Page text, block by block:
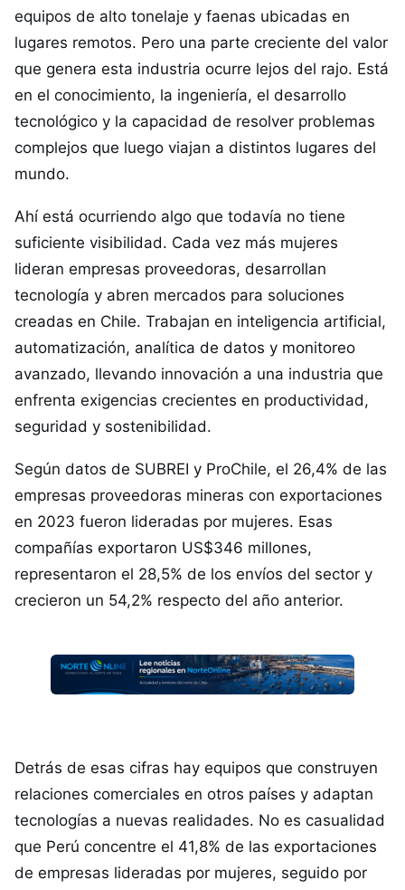
equipos de alto tonelaje y faenas ubicadas en
lugares remotos. Pero una parte creciente del valor
que genera esta industria ocurre lejos del rajo. Está
en el conocimiento, la ingeniería, el desarrollo
tecnológico y la capacidad de resolver problemas
complejos que luego viajan a distintos lugares del
mundo.
Ahí está ocurriendo algo que todavía no tiene
suficiente visibilidad. Cada vez más mujeres
lideran empresas proveedoras, desarrollan
tecnología y abren mercados para soluciones
creadas en Chile. Trabajan en inteligencia artificial,
automatización, analítica de datos y monitoreo
avanzado, llevando innovación a una industria que
enfrenta exigencias crecientes en productividad,
seguridad y sostenibilidad.
Según datos de SUBREI y ProChile, el 26,4% de las
empresas proveedoras mineras con exportaciones
en 2023 fueron lideradas por mujeres. Esas
compañías exportaron US$346 millones,
representaron el 28,5% de los envíos del sector y
crecieron un 54,2% respecto del año anterior.
Detrás de esas cifras hay equipos que construyen
relaciones comerciales en otros países y adaptan
tecnologías a nuevas realidades. No es casualidad
que Perú concentre el 41,8% de las exportaciones
de empresas lideradas por mujeres, seguido por